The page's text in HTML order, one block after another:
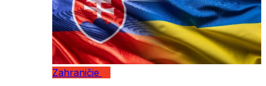
Zahraničie